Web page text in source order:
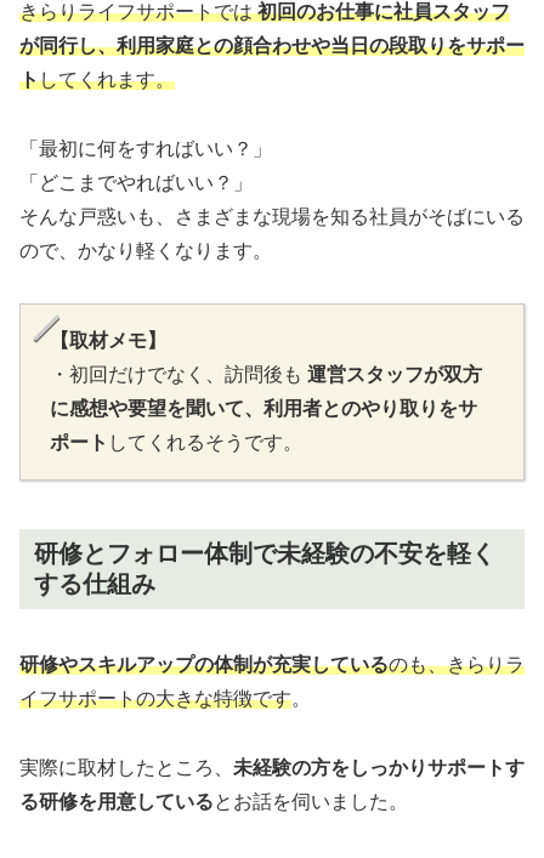
きらりライフサポートでは初回のお仕事に社員スタッフ
が同行し、利用家庭との顔合わせや当日の段取りをサポー
トしてくれます。
「最初に何をすればいい？」
「どこまでやればいい？」
そんな戸惑いも、さまざまな現場を知る社員がそばにいる
ので、かなり軽くなります。
【取材メモ】
・初回だけでなく、訪問後も 運営スタッフが双方
に感想や要望を聞いて、利用者とのやり取りをサ
ポート してくれるそうです。
研修とフォロー体制で未経験の不安を軽く
する仕組み
研修やスキルアップの体制が充実しているのも、きらりラ
イフサポートの大きな特徴です。
実際に取材したところ、 未経験の方をしっかりサポートす
る研修を用意しているとお話を伺いました。